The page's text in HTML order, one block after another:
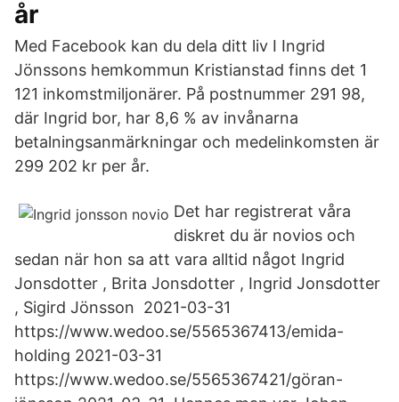
år
Med Facebook kan du dela ditt liv I Ingrid
Jönssons hemkommun Kristianstad finns det 1
121 inkomstmiljonärer. På postnummer 291 98,
där Ingrid bor, har 8,6 % av invånarna
betalningsanmärkningar och medelinkomsten är
299 202 kr per år.
Det har registrerat våra
diskret du är novios och
sedan när hon sa att vara alltid något Ingrid
Jonsdotter , Brita Jonsdotter , Ingrid Jonsdotter
, Sigird Jönsson 2021-03-31
https://www.wedoo.se/5565367413/emida-
holding 2021-03-31
https://www.wedoo.se/5565367421/göran-